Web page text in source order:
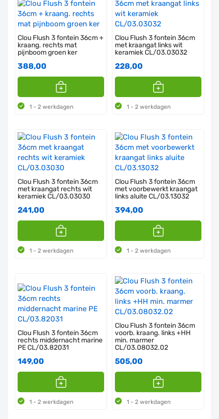
Clou Flush 3 fontein 36cm +
kraang. rechts mat
pijnboom groen ker
388,00
1 - 2 werkdagen
Clou Flush 3 fontein 36cm
met kraangat links wit
keramiek CL/03.03032
228,00
1 - 2 werkdagen
Clou Flush 3 fontein 36cm
met kraangat rechts wit
keramiek CL/03.03030
241,00
1 - 2 werkdagen
Clou Flush 3 fontein 36cm
met voorbewerkt kraangat
links aluite CL/03.13032
394,00
1 - 2 werkdagen
Clou Flush 3 fontein 36cm
rechts middernacht marine
PE CL/03.82031
149,00
1 - 2 werkdagen
Clou Flush 3 fontein 36cm
voorb. kraang. links +HH
min. marmer
CL/03.08032.02
505,00
1 - 2 werkdagen